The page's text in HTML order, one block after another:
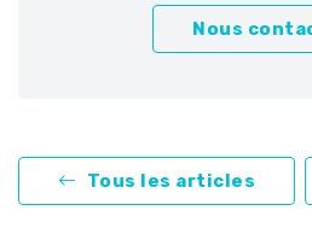
Nous
Tous les articles